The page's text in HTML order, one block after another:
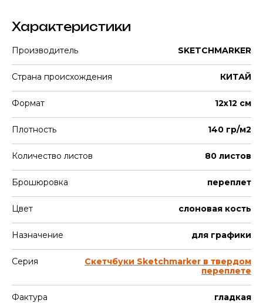
Характеристики
Производитель SKETCHMARKER
Страна происхождения КИТАЙ
Формат 12х12 см
Плотность 140 гр/м2
Количество листов 80 листов
Брошюровка переплет
Цвет слоновая кость
Назначение для графики
Серия
Скетчбуки Sketchmarker в твердом
переплете
Фактура гладкая